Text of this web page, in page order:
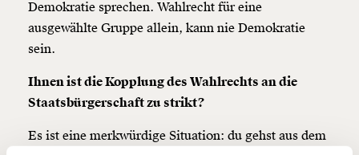
funktioniert. Unsere Recherchen sind für alle frei im
Netz. Unabhängig und werbefrei. Und das wird auch
Hier unsere IBAN: AT34 4300 0498 0007 6017
Kontoinhaber: Momentum Institut - Verein für
sozialen Fortschritt
Demokratie sprechen. Wahlrecht für eine
ausgewählte Gruppe allein, kann nie Demokratie
sein.
Ihnen ist die Kopplung des Wahlrechts an die
Staatsbürgerschaftzu strikt?
Es ist eine merkwürdige Situation: du gehst aus dem